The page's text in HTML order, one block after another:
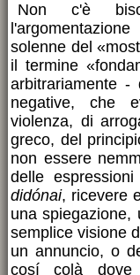
Non c'è
solenne del
il termine
arbitrariamente
negative, che
violenza, di
greco, del
non essere
delle
didónai, ricevere
una spiegazione,
semplice visione
un annuncio, o
cosí colà